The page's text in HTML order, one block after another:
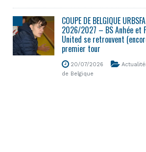
COUPE DE BELGIQUE URBSFA
2026/2027 – BS Anhée et
United se retrouvent
premier tour
20/07/2026
de Belgique